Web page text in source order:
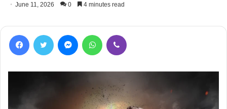
June 11, 2026 0 4 minutes read